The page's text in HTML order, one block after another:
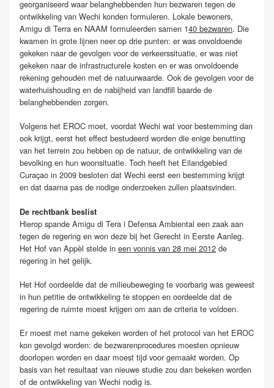
georganiseerd waar belanghebbenden hun bezwaren tegen de
ontwikkeling van Wechi konden formuleren. Lokale bewoners,
Amigu di Terra en NAAM formuleerden samen 140 bezwaren. Die
kwamen in grote lijnen neer op drie punten: er was onvoldoende
gekeken naar de gevolgen voor de verkeerssituatie, er was niet
gekeken naar de infrastructurele kosten en er was onvoldoende
rekening gehouden met de natuurwaarde. Ook de gevolgen voor de
waterhuishouding en de nabijheid van landfill baarde de
belanghebbenden zorgen.
Volgens het EROC moet, voordat Wechi wat voor bestemming dan
ook krijgt, eerst het effect bestudeerd worden die enige benutting
van het terrein zou hebben op de natuur, de ontwikkeling van de
bevolking en hun woonsituatie. Toch heeft het Eilandgebied
Curaçao in 2009 besloten dat Wechi eerst een bestemming krijgt
en dat daarna pas de nodige onderzoeken zullen plaatsvinden.
De rechtbank beslist
Hierop spande Amigu di Tera i Defensa Ambiental een zaak aan
tegen de regering en won deze bij het Gerecht in Eerste Aanleg.
Het Hof van Appèl stelde in een vonnis van 28 mei 2012 de
regering in het gelijk.
Het Hof oordeelde dat de milieubeweging te voorbarig was geweest
in hun petitie de ontwikkeling te stoppen en oordeelde dat de
regering de ruimte moest krijgen om aan de criteria te voldoen.
Er moest met name gekeken worden of het protocol van het EROC
kon gevolgd worden: de bezwarenprocedures moesten opnieuw
doorlopen worden en daar moest tijd voor gemaakt worden. Op
basis van het resultaat van nieuwe studie zou dan bekeken worden
of de ontwikkeling van Wechi nodig is.